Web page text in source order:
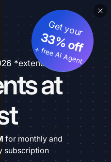
*extended
at
Get your
33% off
+ free AI Agent
for monthly and
subscription